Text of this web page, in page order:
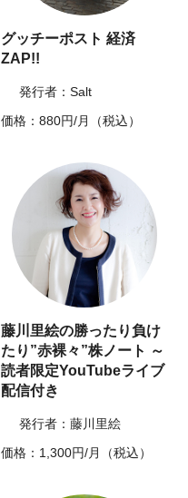
グッチーポスト 経済
ZAP!!
発行者：Salt
価格：880円/月（税込）
藤川里絵の勝ったり負け
たり”赤裸々”株ノート ～
読者限定YouTubeライブ
配信付き
発行者：藤川里絵
価格：1,300円/月（税込）